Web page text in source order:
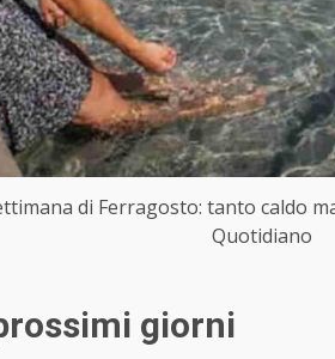
di Ferragosto: tanto caldo
Quotidiano
giorni